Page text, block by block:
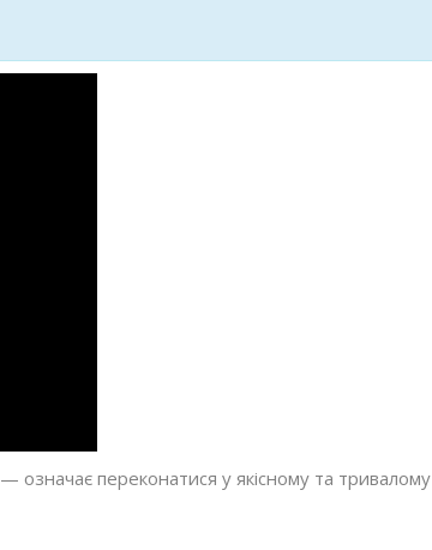
— означає переконатися у якісному та тривалому